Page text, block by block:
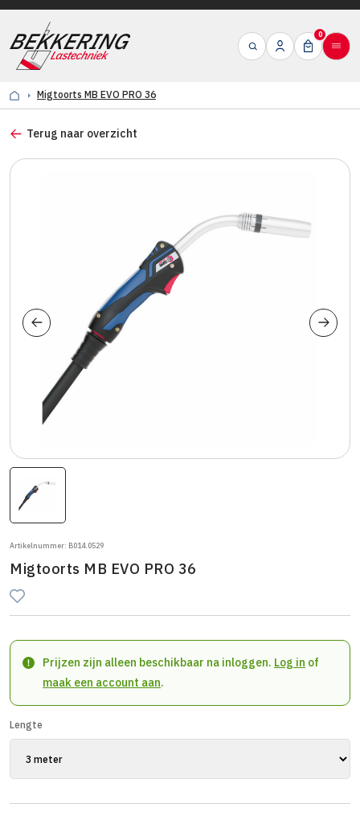
0
Migtoorts MB EVO PRO 36
Terug naar overzicht
Artikelnummer: B014.0529
Migtoorts MB EVO PRO 36
Prijzen zijn alleen beschikbaar na inloggen. Log in of
maak een account aan.
Lengte